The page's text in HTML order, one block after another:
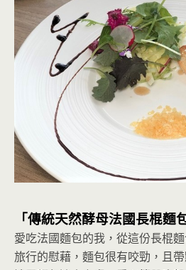
「傳統天然酵母法國長棍麵
愛吃法國麵包的我，從這份長棍
旅行的慰藉，麵包很有咬勁，且